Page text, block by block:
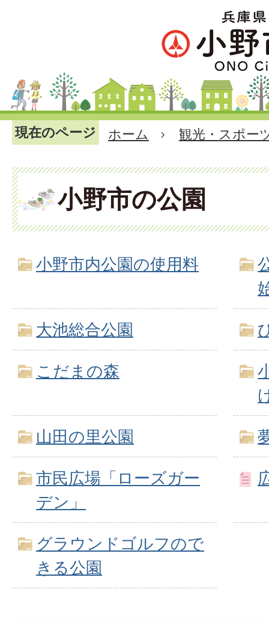
現在のページ ホーム 観光・スポー
小野市の公園
小野市内公園の使用料
大池総合公園
こだまの森
山田の里公園
市民広場「ローズガー
デン」
グラウンドゴルフので
きる公園